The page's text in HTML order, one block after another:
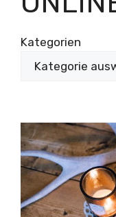
Kategorien